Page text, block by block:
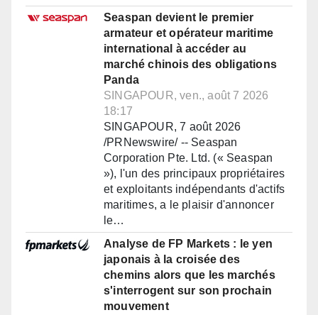
Seaspan devient le premier
armateur et opérateur maritime
international à accéder au
marché chinois des obligations
Panda
SINGAPOUR, ven., août 7 2026
18:17
SINGAPOUR, 7 août 2026
/PRNewswire/ -- Seaspan
Corporation Pte. Ltd. (« Seaspan
»), l'un des principaux propriétaires
et exploitants indépendants d'actifs
maritimes, a le plaisir d'annoncer
le…
Analyse de FP Markets : le yen
japonais à la croisée des
chemins alors que les marchés
s'interrogent sur son prochain
mouvement